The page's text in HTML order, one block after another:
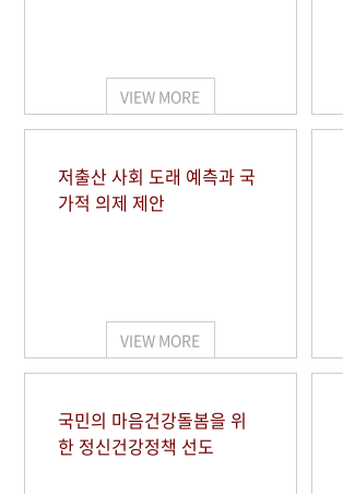
VIEW MORE
저출산 사회 도래 예측과 국
가적 의제 제안
VIEW MORE
국민의 마음건강돌봄을 위
한 정신건강정책 선도